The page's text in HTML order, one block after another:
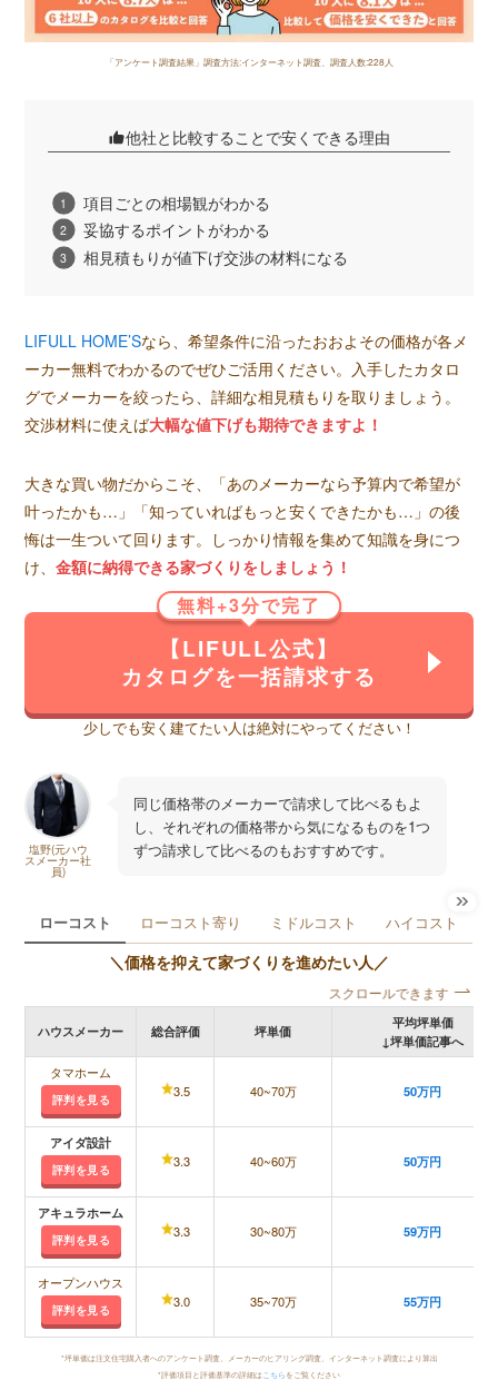
「アンケート調査結果」調査方法:インターネット調査、調査人数:228人
他社と比較することで安くできる理由
項目ごとの相場観がわかる
妥協するポイントがわかる
相見積もりが値下げ交渉の材料になる
LIFULL HOME’Sなら、希望条件に沿ったおおよその価格が各メ
ーカー無料でわかるのでぜひご活用ください。入手したカタロ
グでメーカーを絞ったら、詳細な相見積もりを取りましょう。
交渉材料に使えば大幅な値下げも期待できますよ！
大きな買い物だからこそ、「あのメーカーなら予算内で希望が
叶ったかも…」「知っていればもっと安くできたかも…」の後
悔は一生ついて回ります。しっかり情報を集めて知識を身につ
け、金額に納得できる家づくりをしましょう！
無料+3分で完了
【LIFULL公式】
カタログを一括請求する
少しでも安く建てたい人は絶対にやってください！
塩野(元ハウ
スメーカー社
員)
同じ価格帯のメーカーで請求して比べるもよ
し、それぞれの価格帯から気になるものを1つ
ずつ請求して比べるのもおすすめです。
ローコスト ローコスト寄り ミドルコスト ハイコスト
＼価格を抑えて家づくりを進めたい人／
スクロールできます
ハウスメーカー 総合評価 坪単価
平均坪単価
↓坪単価記事へ
タマホーム
評判を見る 3.5 40~70万 50万円
アイダ設計
評判を見る 3.3 40~60万 50万円
アキュラホーム
評判を見る 3.3 30~80万 59万円
オープンハウス
評判を見る 3.0 35~70万 55万円
*坪単価は注文住宅購入者へのアンケート調査、メーカーのヒアリング調査、インターネット調査により算出
*評価項目と評価基準の詳細は こちら をご覧ください